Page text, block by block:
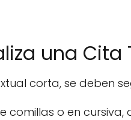
una Cita
corta, se deben
comillas o en